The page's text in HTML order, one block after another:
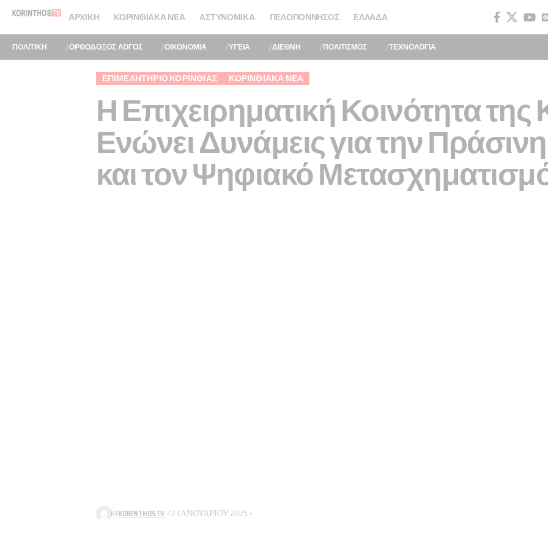
ΑΡΧΙΚΉ ΚΟΡΙΝΘΙΑΚΆ ΝΈΑ ΑΣΤΥΝΟΜΙΚΆ ΠΕΛΟΠΌΝΝΗΣΟΣ ΕΛΛΆΔΑ
ΠΟΛΙΤΙΚΗ ΟΡΘΟΔΟΞΟΣ ΛΟΓΟΣ ΟΙΚΟΝΟΜΙΑ ΥΓΕΙΑ ΔΙΕΘΝΗ ΠΟΛΙΤΙΣΜΟΣ ΤΕΧΝΟΛΟΓΙΑ
ΕΠΙΜΕΛΗΤΉΡΙΟ ΚΟΡΙΝΘΊΑΣ ΚΟΡΙΝΘΙΑΚΆ ΝΈΑ
Η Επιχειρηματική Κοινότητα της
Ενώνει Δυνάμεις για την
και τον Ψηφιακό
BYKORINTHOSTV 17 ΙΑΝΟΥΑΡΊΟΥ 2025